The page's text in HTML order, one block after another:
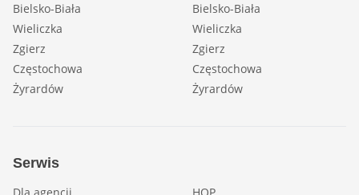
Bielsko-Biała
Wieliczka
Zgierz
Częstochowa
Żyrardów
Bielsko-Biała
Wieliczka
Zgierz
Częstochowa
Żyrardów
Serwis